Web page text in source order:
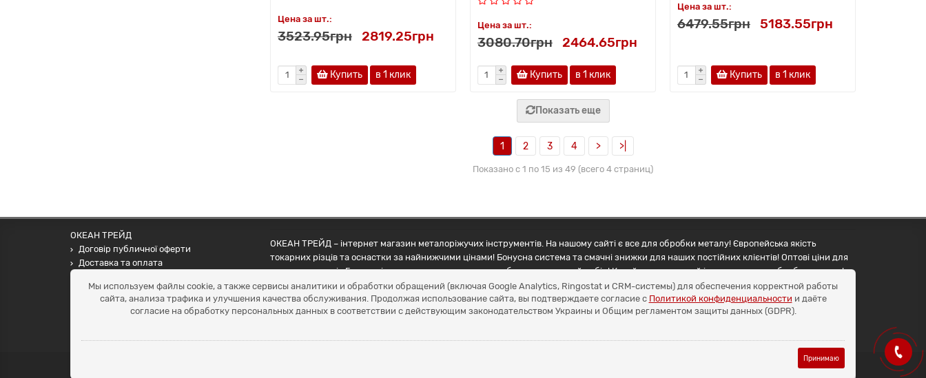
Цена за шт.:
3523.95грн 2819.25грн
Купить в 1 клик
Цена за шт.:
3080.70грн 2464.65грн
Купить в 1 клик
Цена за шт.:
6479.55грн 5183.55грн
Купить в 1 клик
Показать еще
1 2 3 4 > >|
Показано с 1 по 15 из 49 (всего 4 страниц)
ОКЕАН ТРЕЙД
Договір публичної оферти
Доставка та оплата
Умови повернення
+38 (099) 452-20-02
ОКЕАН ТРЕЙД – інтернет магазин металоріжучих інструментів. На нашому сайті є все для обробки металу! Європейська якість
токарних різців та оснастки за найнижчими цінами! Бонусна система та смачні знижки для наших постійних клієнтів! Оптові ціни для
наших партнерів Грамотні менеджери допоможуть зробити правильний вибір! Купуйте правильний інструмент для обробки металу!
Мы используем файлы cookie, а также сервисы аналитики и обработки обращений (включая Google Analytics, Ringostat и CRM-системы) для обеспечения корректной работы
сайта, анализа трафика и улучшения качества обслуживания. Продолжая использование сайта, вы подтверждаете согласие с Политикой конфиденциальности и даёте
согласие на обработку персональных данных в соответствии с действующим законодательством Украины и Общим регламентом защиты данных (GDPR).
Принимаю